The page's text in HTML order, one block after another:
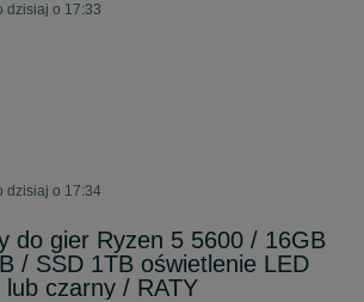
dzisiaj o 17:33
dzisiaj o 17:34
do gier Ryzen 5 5600 / 16GB
/ SSD 1TB oświetlenie LED
lub czarny / RATY